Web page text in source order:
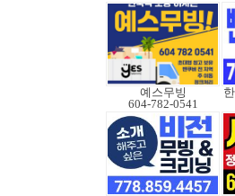
예스무빙
604-782-0541